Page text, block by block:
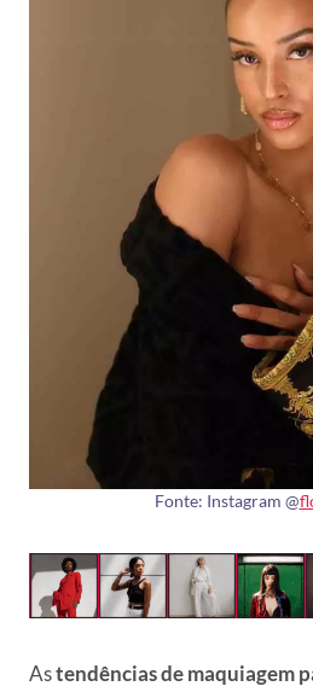
Fonte: Instagram @
Astendências demaquiagem